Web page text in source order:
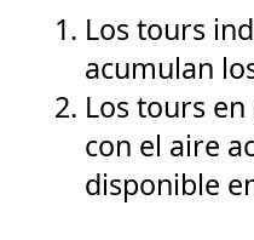
Los tours
acumulan
Los tours
con el aire
disponible